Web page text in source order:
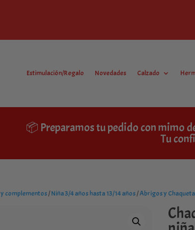
Estimulación/Regalo Novedades Calzado
📦 Preparamos tu pedido con mimo
Tu
y complementos/Niña 3/4 años hasta 13/14 años/Abrigos y